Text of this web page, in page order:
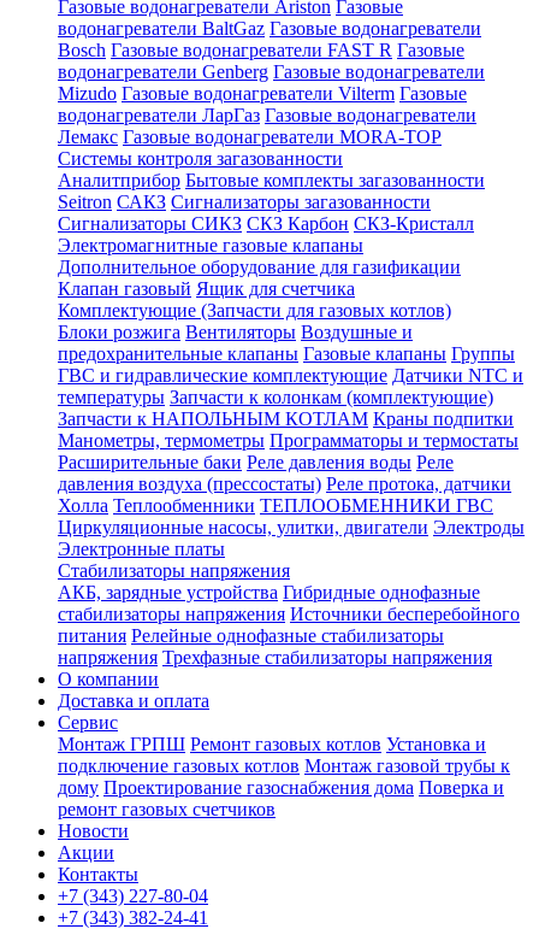
Газовые водонагреватели Ariston Газовые
водонагреватели BaltGaz Газовые водонагреватели
Bosch Газовые водонагреватели FAST R Газовые
водонагреватели Genberg Газовые водонагреватели
Mizudo Газовые водонагреватели Vilterm Газовые
водонагреватели ЛарГаз Газовые водонагреватели
Лемакс Газовые водонагреватели MORA-TOP
Системы контроля загазованности
Аналитприбор Бытовые комплекты загазованности
Seitron САКЗ Сигнализаторы загазованности
Сигнализаторы СИКЗ СКЗ Карбон СКЗ-Кристалл
Электромагнитные газовые клапаны
Дополнительное оборудование для газификации
Клапан газовый Ящик для счетчика
Комплектующие (Запчасти для газовых котлов)
Блоки розжига Вентиляторы Воздушные и
предохранительные клапаны Газовые клапаны Группы
ГВС и гидравлические комплектующие Датчики NTC и
температуры Запчасти к колонкам (комплектующие)
Запчасти к НАПОЛЬНЫМ КОТЛАМ Краны подпитки
Манометры, термометры Программаторы и термостаты
Расширительные баки Реле давления воды Реле
давления воздуха (прессостаты) Реле протока, датчики
Холла Теплообменники ТЕПЛООБМЕННИКИ ГВС
Циркуляционные насосы, улитки, двигатели Электроды
Электронные платы
Стабилизаторы напряжения
АКБ, зарядные устройства Гибридные однофазные
стабилизаторы напряжения Источники бесперебойного
питания Релейные однофазные стабилизаторы
напряжения Трехфазные стабилизаторы напряжения
О компании
Доставка и оплата
Сервис
Монтаж ГРПШ Ремонт газовых котлов Установка и
подключение газовых котлов Монтаж газовой трубы к
дому Проектирование газоснабжения дома Поверка и
ремонт газовых счетчиков
Новости
Акции
Контакты
+7 (343) 227-80-04
+7 (343) 382-24-41